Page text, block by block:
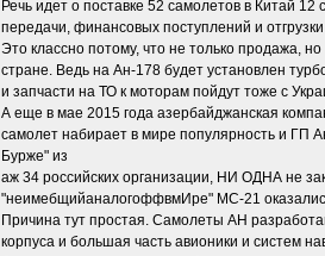
Речь идет о поставке 52 самолетов в Китай
передачи, финансовых поступлений и
Это классно потому, что не только продажа,
стране. Ведь на Ан-178 будет установлен
и запчасти на ТО к моторам пойдут тоже с
А еще в мае 2015 года азербайджанская
самолет набирает в мире популярность и ГП
Бурже" из
аж 34 российских организации, НИ ОДНА не
"неимебщийаналогоффвмИре" МС-21
Причина тут простая. Самолеты АН
корпуса и большая часть авионики и систем